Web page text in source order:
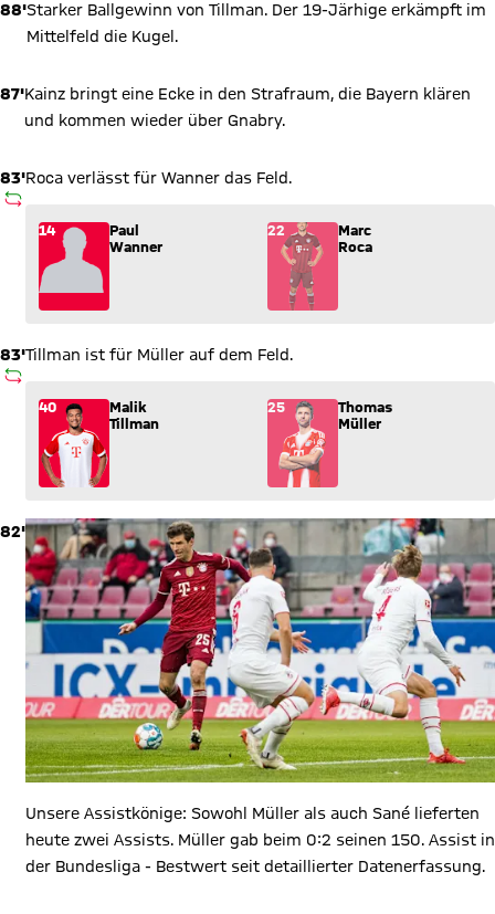
88'Starker Ballgewinn von Tillman. Der 19-Järhige erkämpft im
Mittelfeld die Kugel.
87'Kainz bringt eine Ecke in den Strafraum, die Bayern klären
und kommen wieder über Gnabry.
83'
AUSWECHSLUNG
Roca verlässt für Wanner das Feld.
Wechsel: Paul Wanner (14) kommt für Marc Roca (22) ins
14
Paul
Wanner
22
Marc
Roca
83'
AUSWECHSLUNG
Tillman ist für Müller auf dem Feld.
Wechsel: Malik Tillman (40) kommt für Thomas Müller (25)
40
Malik
Tillman
25
Thomas
Müller
82'
Unsere Assistkönige: Sowohl Müller als auch Sané lieferten
heute zwei Assists. Müller gab beim 0:2 seinen 150. Assist in
der Bundesliga - Bestwert seit detaillierter Datenerfassung.